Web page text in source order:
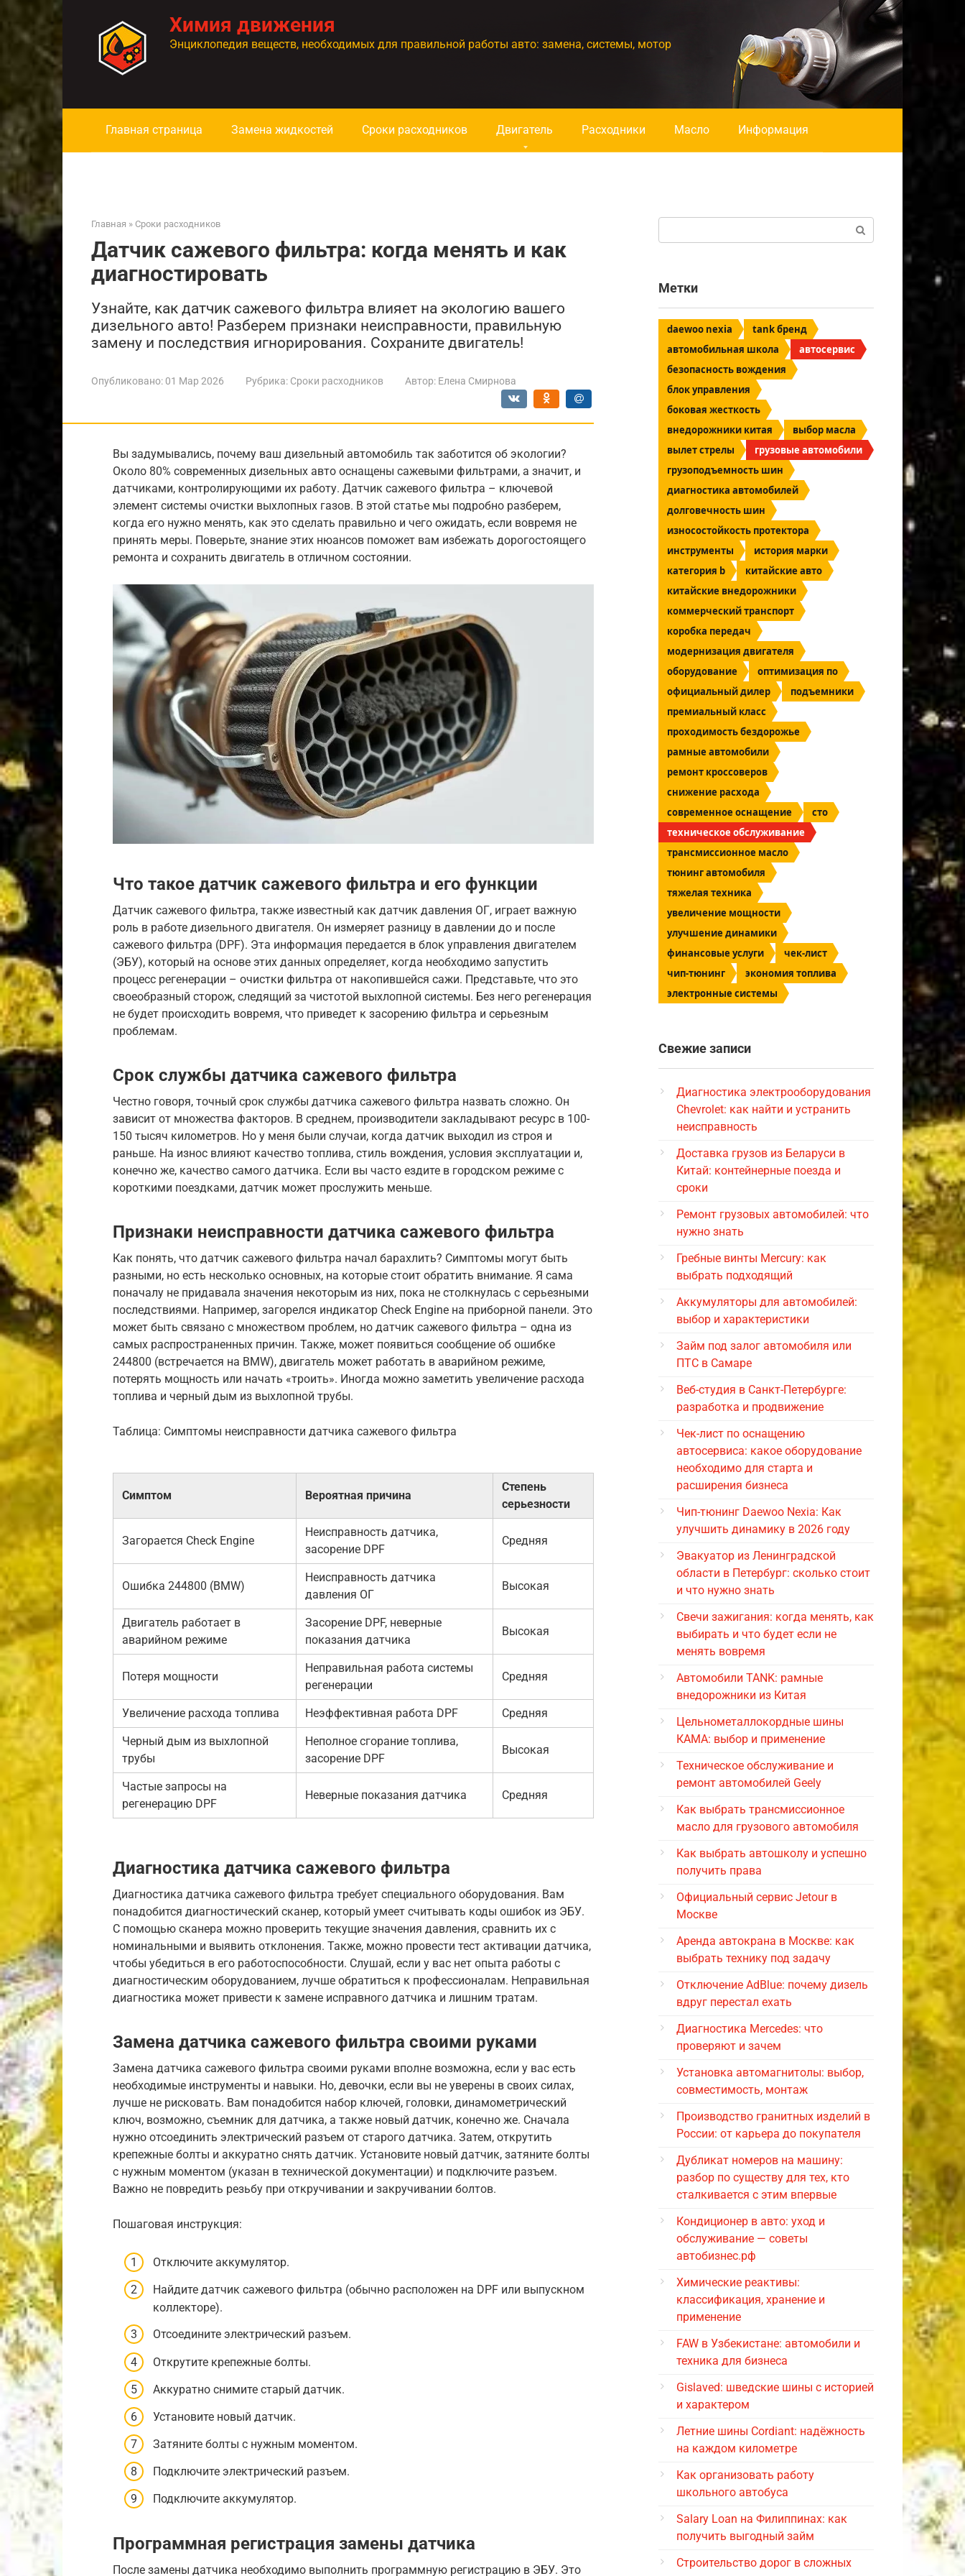
контенту
Химия движения
Энциклопедия веществ, необходимых для правильной работы авто: замена, системы, мотор
Главная страница Замена жидкостей Сроки расходников Двигатель Расходники Масло Информация
Главная » Сроки расходников
Датчик сажевого фильтра: когда менять и как
диагностировать
Узнайте, как датчик сажевого фильтра влияет на экологию вашего
дизельного авто! Разберем признаки неисправности, правильную
замену и последствия игнорирования. Сохраните двигатель!
Опубликовано: 01 Мар 2026 Рубрика: Сроки расходников Автор: Елена Смирнова
Вы задумывались, почему ваш дизельный автомобиль так заботится об экологии?
Около 80% современных дизельных авто оснащены сажевыми фильтрами, а значит, и
датчиками, контролирующими их работу. Датчик сажевого фильтра – ключевой
элемент системы очистки выхлопных газов. В этой статье мы подробно разберем,
когда его нужно менять, как это сделать правильно и чего ожидать, если вовремя не
принять меры. Поверьте, знание этих нюансов поможет вам избежать дорогостоящего
ремонта и сохранить двигатель в отличном состоянии.
Что такое датчик сажевого фильтра и его функции
Датчик сажевого фильтра, также известный как датчик давления ОГ, играет важную
роль в работе дизельного двигателя. Он измеряет разницу в давлении до и после
сажевого фильтра (DPF). Эта информация передается в блок управления двигателем
(ЭБУ), который на основе этих данных определяет, когда необходимо запустить
процесс регенерации – очистки фильтра от накопившейся сажи. Представьте, что это
своеобразный сторож, следящий за чистотой выхлопной системы. Без него регенерация
не будет происходить вовремя, что приведет к засорению фильтра и серьезным
проблемам.
Срок службы датчика сажевого фильтра
Честно говоря, точный срок службы датчика сажевого фильтра назвать сложно. Он
зависит от множества факторов. В среднем, производители закладывают ресурс в 100-
150 тысяч километров. Но у меня были случаи, когда датчик выходил из строя и
раньше. На износ влияют качество топлива, стиль вождения, условия эксплуатации и,
конечно же, качество самого датчика. Если вы часто ездите в городском режиме с
короткими поездками, датчик может прослужить меньше.
Признаки неисправности датчика сажевого фильтра
Как понять, что датчик сажевого фильтра начал барахлить? Симптомы могут быть
разными, но есть несколько основных, на которые стоит обратить внимание. Я сама
поначалу не придавала значения некоторым из них, пока не столкнулась с серьезными
последствиями. Например, загорелся индикатор Check Engine на приборной панели. Это
может быть связано с множеством проблем, но датчик сажевого фильтра – одна из
самых распространенных причин. Также, может появиться сообщение об ошибке
244800 (встречается на BMW), двигатель может работать в аварийном режиме,
потерять мощность или начать «троить». Иногда можно заметить увеличение расхода
топлива и черный дым из выхлопной трубы.
Таблица: Симптомы неисправности датчика сажевого фильтра
Симптом Вероятная причина
Степень
серьезности
Загорается Check Engine
Неисправность датчика,
засорение DPF
Средняя
Ошибка 244800 (BMW)
Неисправность датчика
давления ОГ
Высокая
Двигатель работает в
аварийном режиме
Засорение DPF, неверные
показания датчика
Высокая
Потеря мощности
Неправильная работа системы
регенерации
Средняя
Увеличение расхода топлива Неэффективная работа DPF Средняя
Черный дым из выхлопной
трубы
Неполное сгорание топлива,
засорение DPF
Высокая
Частые запросы на
регенерацию DPF
Неверные показания датчика Средняя
Диагностика датчика сажевого фильтра
Диагностика датчика сажевого фильтра требует специального оборудования. Вам
понадобится диагностический сканер, который умеет считывать коды ошибок из ЭБУ.
С помощью сканера можно проверить текущие значения давления, сравнить их с
номинальными и выявить отклонения. Также, можно провести тест активации датчика,
чтобы убедиться в его работоспособности. Слушай, если у вас нет опыта работы с
диагностическим оборудованием, лучше обратиться к профессионалам. Неправильная
диагностика может привести к замене исправного датчика и лишним тратам.
Замена датчика сажевого фильтра своими руками
Замена датчика сажевого фильтра своими руками вполне возможна, если у вас есть
необходимые инструменты и навыки. Но, девочки, если вы не уверены в своих силах,
лучше не рисковать. Вам понадобится набор ключей, головки, динамометрический
ключ, возможно, съемник для датчика, а также новый датчик, конечно же. Сначала
нужно отсоединить электрический разъем от старого датчика. Затем, открутить
крепежные болты и аккуратно снять датчик. Установите новый датчик, затяните болты
с нужным моментом (указан в технической документации) и подключите разъем.
Важно не повредить резьбу при откручивании и закручивании болтов.
Пошаговая инструкция:
Отключите аккумулятор.
Найдите датчик сажевого фильтра (обычно расположен на DPF или выпускном
коллекторе).
Отсоедините электрический разъем.
Открутите крепежные болты.
Аккуратно снимите старый датчик.
Установите новый датчик.
Затяните болты с нужным моментом.
Подключите электрический разъем.
Подключите аккумулятор.
Программная регистрация замены датчика
После замены датчика необходимо выполнить программную регистрацию в ЭБУ. Это
Метки
daewoo nexia
tank бренд
автомобильная школа
автосервис
безопасность вождения
блок управления
боковая жесткость
внедорожники китая
выбор масла
вылет стрелы
грузовые автомобили
грузоподъемность шин
диагностика автомобилей
долговечность шин
износостойкость протектора
инструменты
история марки
категория b
китайские авто
китайские внедорожники
коммерческий транспорт
коробка передач
модернизация двигателя
оборудование
оптимизация по
официальный дилер
подъемники
премиальный класс
проходимость бездорожье
рамные автомобили
ремонт кроссоверов
снижение расхода
современное оснащение
сто
техническое обслуживание
трансмиссионное масло
тюнинг автомобиля
тяжелая техника
увеличение мощности
улучшение динамики
финансовые услуги
чек-лист
чип-тюнинг
экономия топлива
электронные системы
Свежие записи
Диагностика электрооборудования
Chevrolet: как найти и устранить
неисправность
Доставка грузов из Беларуси в
Китай: контейнерные поезда и
сроки
Ремонт грузовых автомобилей: что
нужно знать
Гребные винты Mercury: как
выбрать подходящий
Аккумуляторы для автомобилей:
выбор и характеристики
Займ под залог автомобиля или
ПТС в Самаре
Веб-студия в Санкт-Петербурге:
разработка и продвижение
Чек-лист по оснащению
автосервиса: какое оборудование
необходимо для старта и
расширения бизнеса
Чип-тюнинг Daewoo Nexia: Как
улучшить динамику в 2026 году
Эвакуатор из Ленинградской
области в Петербург: сколько стоит
и что нужно знать
Свечи зажигания: когда менять, как
выбирать и что будет если не
менять вовремя
Автомобили TANK: рамные
внедорожники из Китая
Цельнометаллокордные шины
КАМА: выбор и применение
Техническое обслуживание и
ремонт автомобилей Geely
Как выбрать трансмиссионное
масло для грузового автомобиля
Как выбрать автошколу и успешно
получить права
Официальный сервис Jetour в
Москве
Аренда автокрана в Москве: как
выбрать технику под задачу
Отключение AdBlue: почему дизель
вдруг перестал ехать
Диагностика Mercedes: что
проверяют и зачем
Установка автомагнитолы: выбор,
совместимость, монтаж
Производство гранитных изделий в
России: от карьера до покупателя
Дубликат номеров на машину:
разбор по существу для тех, кто
сталкивается с этим впервые
Кондиционер в авто: уход и
обслуживание — советы
автобизнес.рф
Химические реактивы:
классификация, хранение и
применение
FAW в Узбекистане: автомобили и
техника для бизнеса
Gislaved: шведские шины с историей
и характером
Летние шины Cordiant: надёжность
на каждом километре
Как организовать работу
школьного автобуса
Salary Loan на Филиппинах: как
получить выгодный займ
Строительство дорог в сложных